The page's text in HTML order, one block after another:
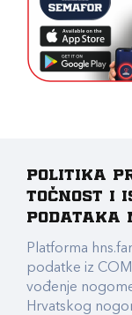
Politika
točnost i
podataka
Platforma
podatke iz
vođenje
Hrvatskog